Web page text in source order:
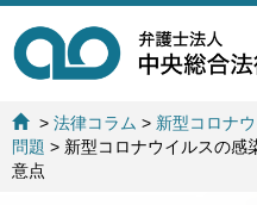
>法律コラム > 新型コロナ
問題 > 新型コロナウイルスの感
意点